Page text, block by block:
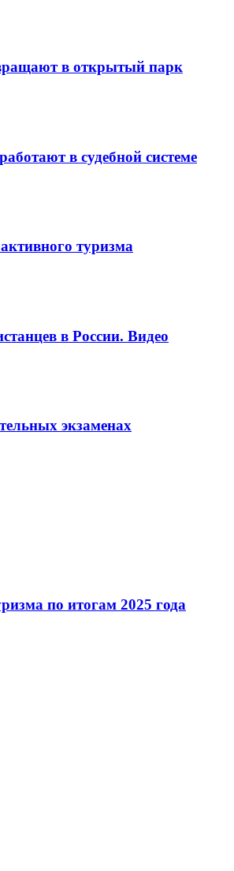
в открытый парк
в судебной системе
туризма
в России. Видео
экзаменах
по итогам 2025 года